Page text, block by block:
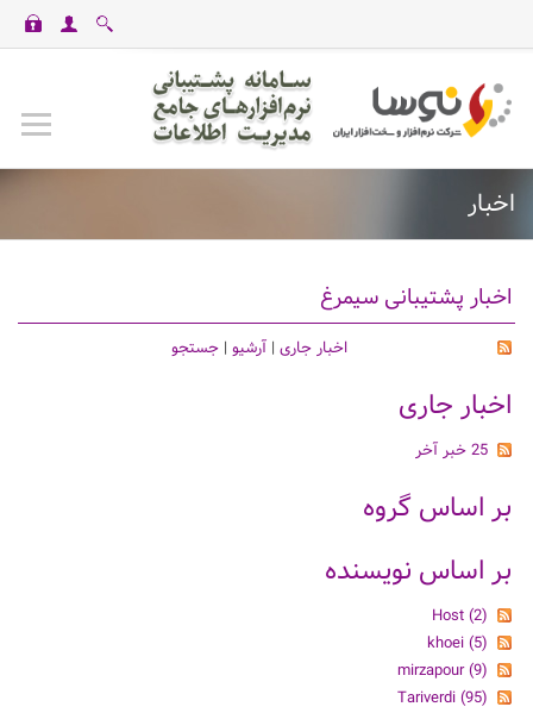
اخبار
اخبار پشتیبانی سیمرغ
اخبار جاری | آرشیو | جستجو
اخبار جاری
25 خبر آخر
بر اساس گروه
بر اساس نویسنده
Host (2)
khoei (5)
mirzapour (9)
Tariverdi (95)